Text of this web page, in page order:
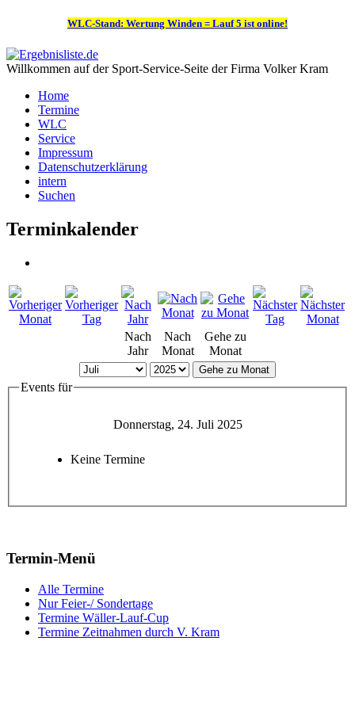
WLC-Stand: Wertung Winden = Lauf 5 ist online!
Willkommen auf der Sport-Service-Seite der Firma Volker Kram
Home
Termine
WLC
Service
Impressum
Datenschutzerklärung
intern
Suchen
Terminkalender
Nach
Jahr
Nach
Monat
Gehe zu
Monat
Gehe zu Monat
Events für
Donnerstag, 24. Juli 2025
Keine Termine
Termin-Menü
Alle Termine
Nur Feier-/ Sondertage
Termine Wäller-Lauf-Cup
Termine Zeitnahmen durch V. Kram